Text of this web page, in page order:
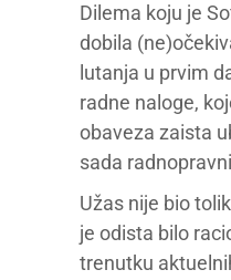
Dilema koju je
dobila
lutanja u prvim
radne naloge,
obaveza zaista
sada
Užas nije bio
je odista bilo
trenutku